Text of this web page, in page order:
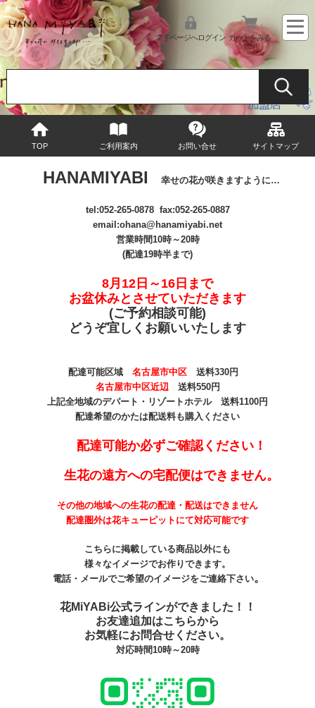
マイページへログイン カートをみる
TOP ご利用案内 お問い合せ サイトマップ
HANAMIYABI 幸せの花が咲きますように…
tel:052-265-0878fax:052-265-0887
email :ohana@hanamiyabi.net
営業時間10時～20時
(配達19時半まで)
8月12日～16日まで
お盆休みとさせていただきます
(ご予約相談可能)
どうぞ宜しくお願いいたします
配達可能区域 名古屋市中区送料330円
名古屋市中区近辺送料550円
上記全地域のデパート・リゾートホテル 送料1100円
配達希望のかたは配送料も購入ください
配達可能か必ずご確認ください！
生花の遠方への宅配便はできません。
その他の地域への生花の配達・配送はできません
配達圏外は花キューピットにて対応可能です
こちらに掲載している商品以外にも
様々なイメージでお作りできます。
電話・メールでご希望のイメージをご連絡下さい。
花MiYABi公式ラインができました！！
お友達追加はこちらから
お気軽にお問合せください。
対応時間10時～20時